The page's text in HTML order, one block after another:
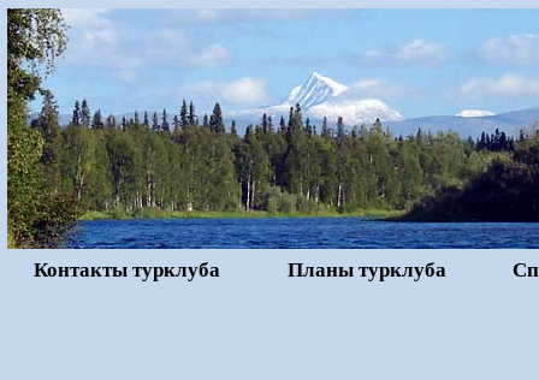
Контакты турклуба Планы турклуба